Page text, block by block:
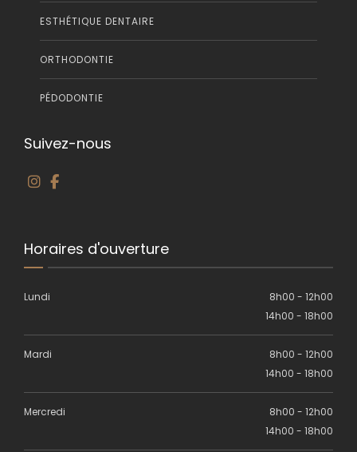
ESTHÉTIQUE DENTAIRE
ORTHODONTIE
PÉDODONTIE
Suivez-nous
Horaires d'ouverture
Lundi
8h00 - 12h00
14h00 - 18h00
Mardi
8h00 - 12h00
14h00 - 18h00
Mercredi
8h00 - 12h00
14h00 - 18h00